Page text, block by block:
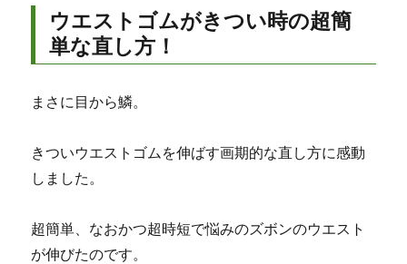
ウエストゴムがきつい時の超簡
単な直し方！
まさに目から鱗。
きついウエストゴムを伸ばす画期的な直し方に感動
しました。
超簡単、なおかつ超時短で悩みのズボンのウエスト
が伸びたのです。